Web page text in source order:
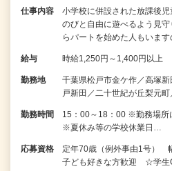
仕事内容
小学校に併設された放課後
のびと自由に遊べるよう見
らパートを始めた人もいま
給与 時給1,250円～1,400円以上
勤務地
千葉県松戸市金ケ作／高塚
戸新田／二十世紀が丘梨元
勤務時間
15：00～18：00 ※勤務場所
※夏休み等の学校休業日…
応募資格
定年70歳（例外事由1号）
子ども好きな方歓迎 ☆学生